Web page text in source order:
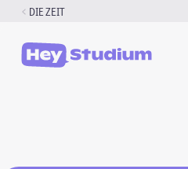
Zum
springen
DIE ZEIT